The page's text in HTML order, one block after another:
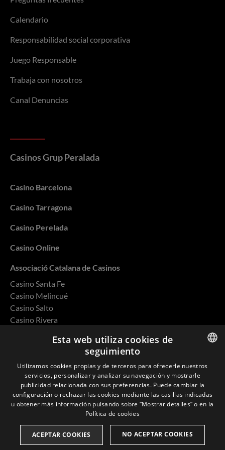
Helio Bandeira Neves
Calendario
Responsabilidad social corporativa
Juego Responsable
Trabaja con nosotros
Canal Denuncias
Casinos Grup Peralada
Casino Barcelona
Casino Tarragona
Casino Perelada
Casino Online
Associació Catalana de Casinos
Casino Santa Fe
Casino Melincué
Casino Salto
Casino Rivera
Política de privacidad
Cookies
Política de Calidad y Medio Ambiente
ENGLISH
CATALAN
Esta web utiliza cookies de
seguimiento
Utilizamos cookies propias y de terceros para ofrecerle nuestros
servicios, personalizar y analizar su navegación y mostrarle
publicidad relacionada con sus preferencias. Puede cambiar la
configuración o rechazar las cookies mediante las casillas indicadas
u obtener más información pulsando sobre “Mostrar detalles” o en la
Política de cookies
ACEPTAR COOKIES NO ACEPTAR COOKIES